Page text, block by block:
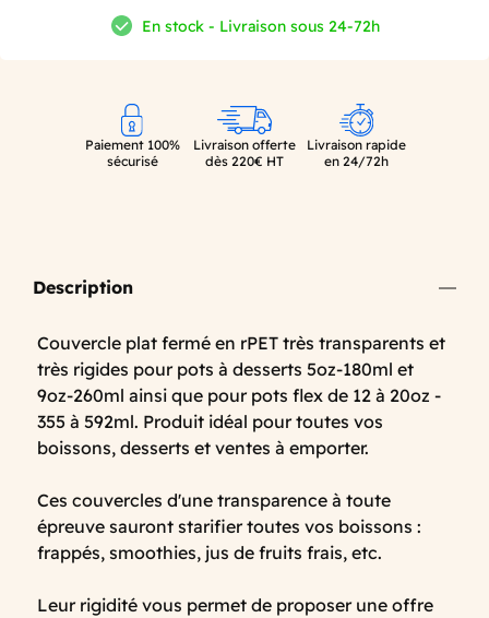
En stock - Livraison sous 24-72h
Paiement 100%
sécurisé
Livraison offerte
dès 220€ HT
Livraison rapide
en 24/72h
Description
Couvercle plat fermé en rPET très transparents et
très rigides pour pots à desserts 5oz-180ml et
9oz-260ml ainsi que pour pots flex de 12 à 20oz -
355 à 592ml. Produit idéal pour toutes vos
boissons, desserts et ventes à emporter.
Ces couvercles d'une transparence à toute
épreuve sauront starifier toutes vos boissons :
frappés, smoothies, jus de fruits frais, etc.
Leur rigidité vous permet de proposer une offre